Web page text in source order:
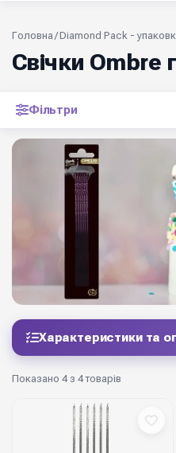
Головна /Diamond Pack -
Свічки Ombre
Фільтри
Характеристики та
Показано 4 з 4 товарів